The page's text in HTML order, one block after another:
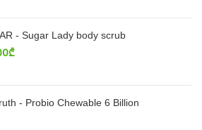
- Sugar Lady body scrub
₾
- Probio Chewable 6 Billion